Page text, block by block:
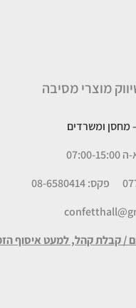
מוצרי מסיבה
מחסן ומשרדים
פקס: 08-6580414
/ קבלת קהל, למעט איסוף